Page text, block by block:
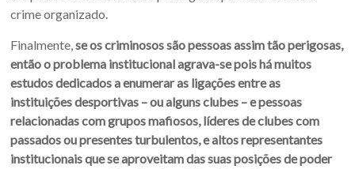
crime organizado.
Finalmente,se os criminosos são pessoas assim tão perigosas,
então o problema institucional agrava-se pois há muitos
estudos dedicados a enumerar as ligações entre as
instituições desportivas – ou alguns clubes – e pessoas
relacionadas com grupos mafiosos, líderes de clubes com
passados ou presentes turbulentos, e altos representantes
institucionais que se aproveitam das suas posições de poder